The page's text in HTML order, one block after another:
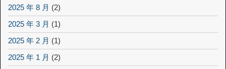
2025 年 8 月 (2)
2025 年 3 月 (1)
2025 年 2 月 (1)
2025 年 1 月 (2)